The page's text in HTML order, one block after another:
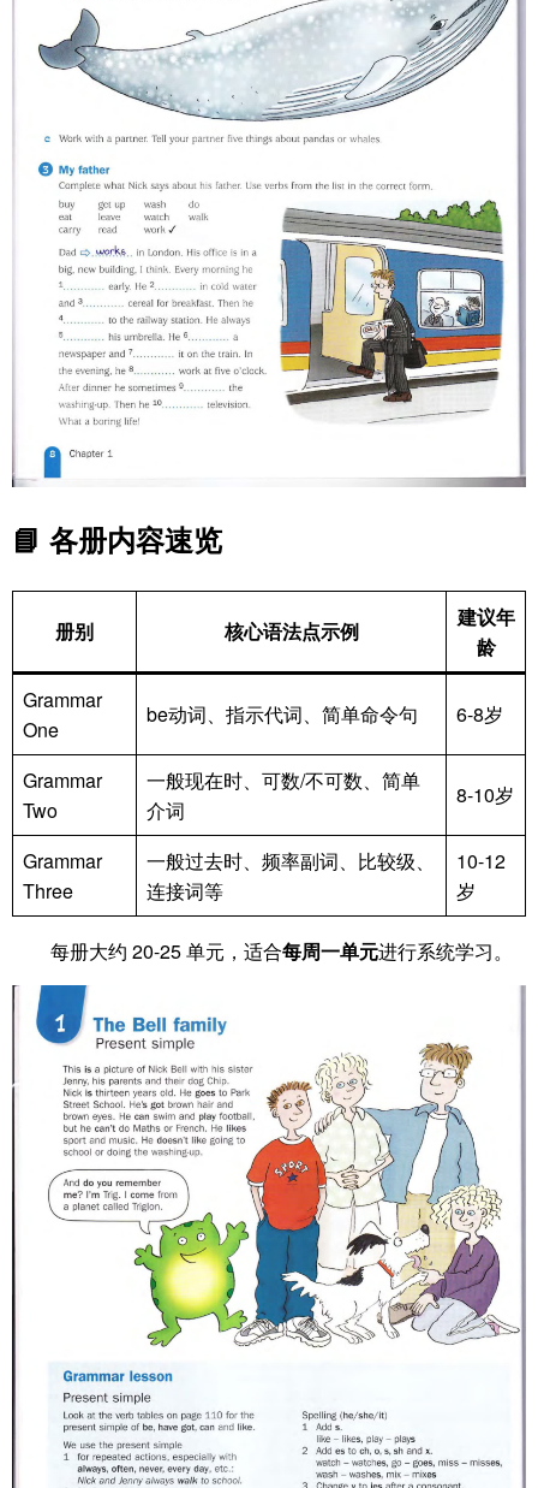
📘 各册内容速览
册别 核心语法点示例
建议年
龄
Grammar
One
be动词、指示代词、简单命令句 6-8岁
Grammar
Two
一般现在时、可数/不可数、简单
介词
8-10岁
Grammar
Three
一般过去时、频率副词、比较级、
连接词等
10-12
岁
每册大约 20-25 单元，适合每周一单元进行系统学习。